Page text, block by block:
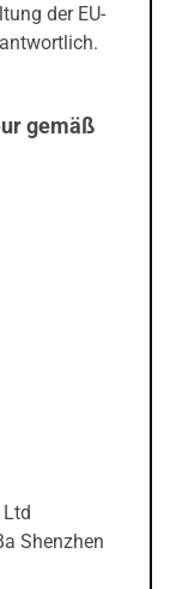
der EU-
gemäß
Ltd
Shenzhen